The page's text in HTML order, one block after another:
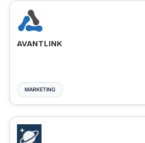
AVANTLINK
MARKETING